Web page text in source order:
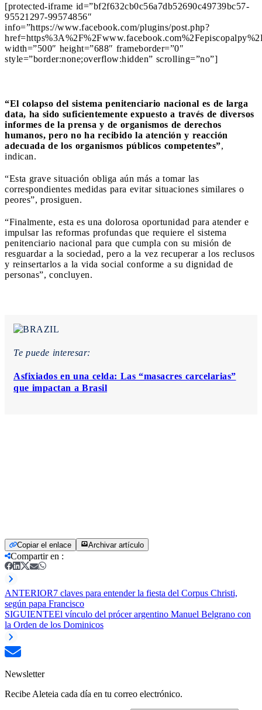
[protected-iframe id=”bf2f632cb0c56a7db52690c49739bc57-
95521297-99574856″
info=”https://www.facebook.com/plugins/post.php?
width=”500″ height=”688″ frameborder=”0″
style=”border:none;overflow:hidden” scrolling=”no”]
“El colapso del sistema penitenciario nacional es de larga
data, ha sido suficientemente expuesto a través de diversos
informes de la prensa y de organismos de derechos
humanos, pero no ha recibido la atención y reacción
adecuada de los organismos públicos competentes”,
indican.
“Esta grave situación obliga aún más a tomar las
correspondientes medidas para evitar situaciones similares o
peores”, prosiguen.
“Finalmente, esta es una dolorosa oportunidad para atender e
impulsar las reformas profundas que requiere el sistema
penitenciario nacional para que cumpla con su misión de
resguardar a la sociedad, pero a la vez recuperar a los reclusos
y reinsertarlos a la vida social conforme a su dignidad de
personas”, concluyen.
Te puede interesar:
Asfixiados en una celda: Las “masacres carcelarias”
que impactan a Brasil
Copiar el enlace Archivar artículo
Compartir en :
ANTERIOR7 claves para entender la fiesta del Corpus Christi,
según papa Francisco
SIGUIENTEEl vínculo del prócer argentino Manuel Belgrano con
la Orden de los Dominicos
Newsletter
Recibe Aleteia cada día en tu correo electrónico.